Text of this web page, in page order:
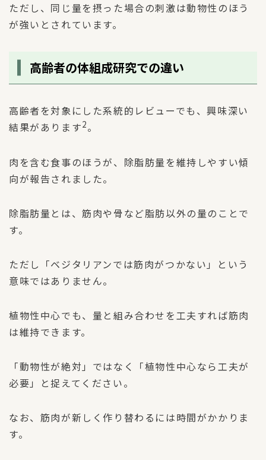
ただし、同じ量を摂った場合の刺激は動物性のほう
が強いとされています。
高齢者の体組成研究での違い
高齢者を対象にした系統的レビューでも、興味深い
結果があります2。
肉を含む食事のほうが、除脂肪量を維持しやすい傾
向が報告されました。
除脂肪量とは、筋肉や骨など脂肪以外の量のことで
す。
ただし「ベジタリアンでは筋肉がつかない」という
意味ではありません。
植物性中心でも、量と組み合わせを工夫すれば筋肉
は維持できます。
「動物性が絶対」ではなく「植物性中心なら工夫が
必要」と捉えてください。
なお、筋肉が新しく作り替わるには時間がかかりま
す。